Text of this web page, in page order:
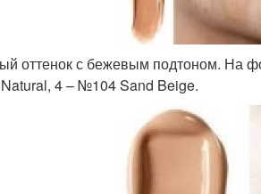
оттенок с бежевым подтоном. На
4 – №104 Sand Beige.